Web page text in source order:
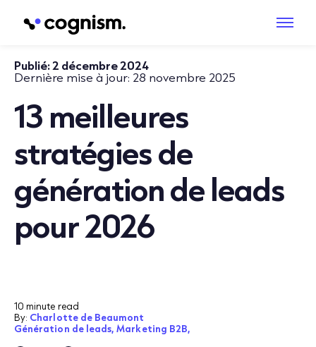
Publié:2 décembre 2024
Dernière mise à jour: 28 novembre 2025
13 meilleures
stratégies de
génération de leads
pour 2026
10 minute read
By: Charlotte de Beaumont
Génération de leads,Marketing B2B,